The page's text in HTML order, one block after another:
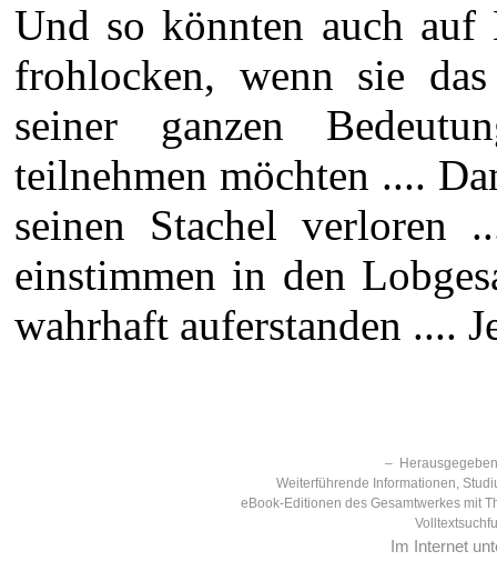
Und so könnten auch auf
frohlocken, wenn sie
seiner ganzen
teilnehmen möchten ....
seinen Stachel verloren
einstimmen in den
wahrhaft auferstanden ....
–
Weiterführende Informationen,
eBook-Editionen des Gesamtwerkes mit
Im Internet